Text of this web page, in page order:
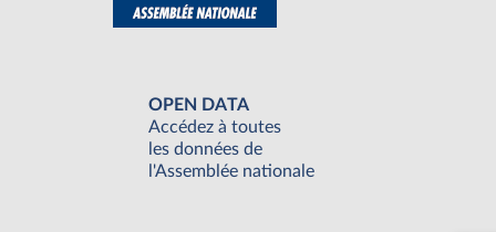
OPEN DATA
Accédez à toutes
les données de
l'Assemblée nationale